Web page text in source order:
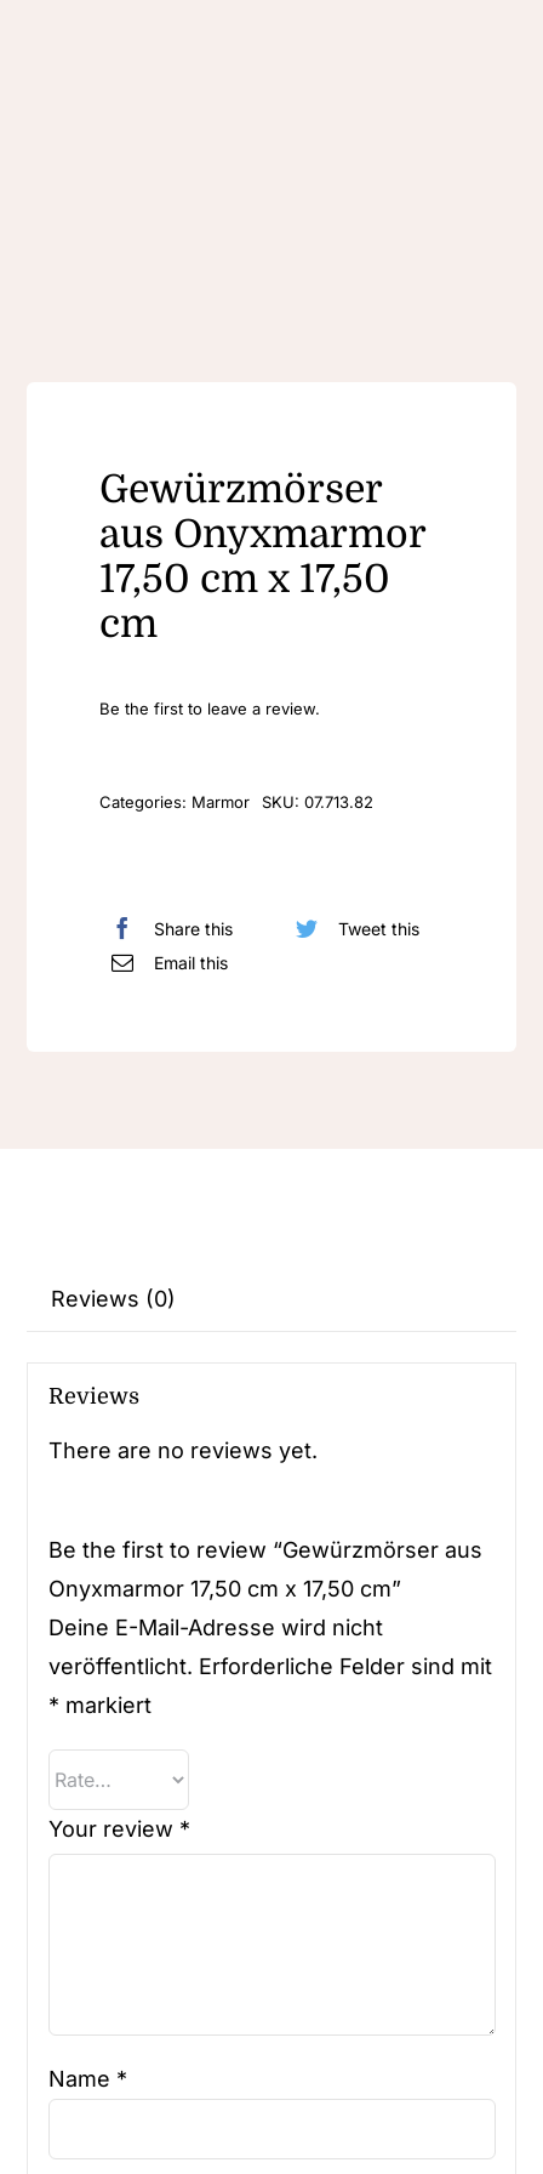
Gewürzmörser
aus Onyxmarmor
17,50 cm x 17,50
cm
Be the first to leave a review.
Categories: Marmor SKU:07.713.82
Share this
Tweet this
Email this
Reviews (0)
Reviews
There are no reviews yet.
Be the first to review “Gewürzmörser aus
Onyxmarmor 17,50 cm x 17,50 cm”
Deine E-Mail-Adresse wird nicht
veröffentlicht. Erforderliche Felder sind mit
* markiert
Your review *
Name *